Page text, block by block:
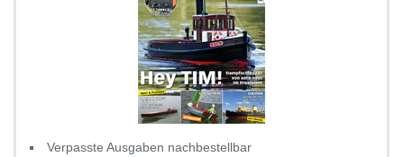
Verpasste Ausgaben nachbestellbar